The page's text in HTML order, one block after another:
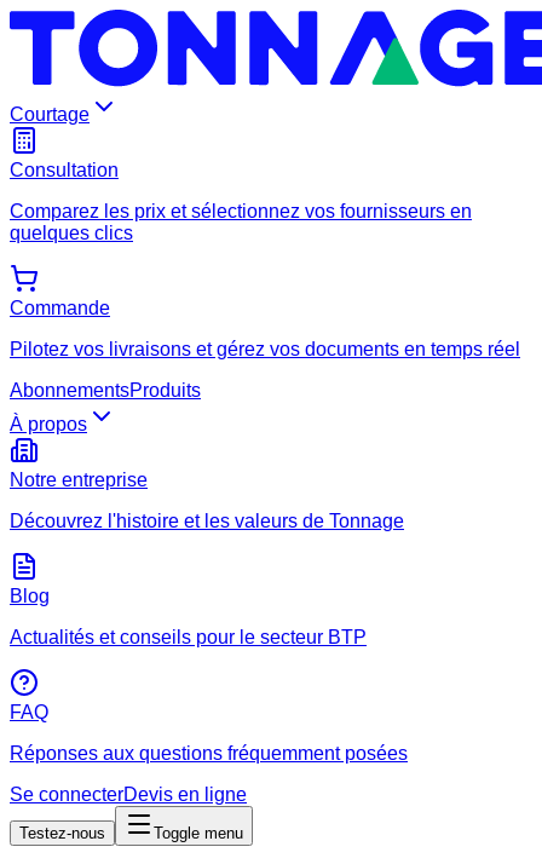
Courtage
Consultation
Comparez les prix et sélectionnez vos fournisseurs en
quelques clics
Commande
Pilotez vos livraisons et gérez vos documents en temps réel
AbonnementsProduits
À propos
Notre entreprise
Découvrez l'histoire et les valeurs de Tonnage
Blog
Actualités et conseils pour le secteur BTP
FAQ
Réponses aux questions fréquemment posées
Se connecterDevis en ligne
Testez-nous Toggle menu